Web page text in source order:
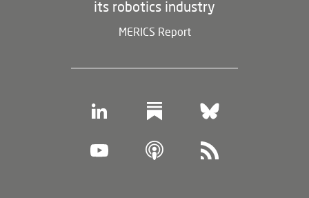
its robotics industry
MERICS Report